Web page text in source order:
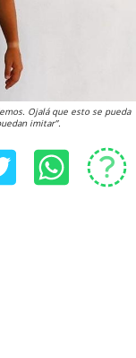
Ojalá que esto se pueda
imitar”.